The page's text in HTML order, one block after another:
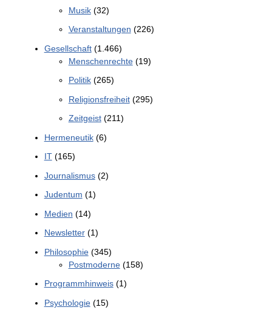
Musik(32)
Veranstaltungen (226)
Gesellschaft(1.466)
Menschenrechte(19)
Politik(265)
Religionsfreiheit(295)
Zeitgeist(211)
Hermeneutik(6)
IT(165)
Journalismus(2)
Judentum (1)
Medien (14)
Newsletter(1)
Philosophie(345)
Postmoderne(158)
Programmhinweis(1)
Psychologie(15)